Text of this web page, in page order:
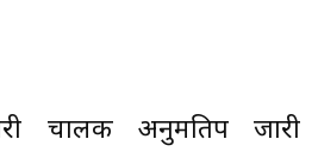
चालक अनुमतिपत्र जारी